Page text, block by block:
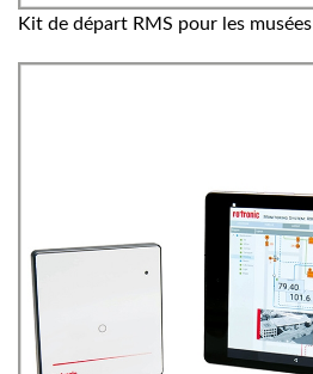
Kit de départ RMS pour les musées